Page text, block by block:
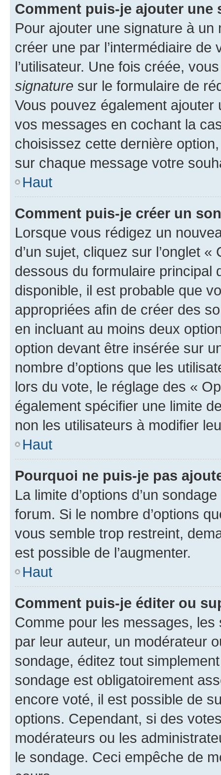
Comment puis-je ajouter une
Pour ajouter une signature à un
créer une par l’intermédiaire
l’utilisateur. Une fois créée,
signature sur le formulaire de
Vous pouvez également
vos messages en cochant la
choisissez cette dernière
sur chaque message votre
Haut
Comment puis-je créer un
Lorsque vous rédigez un
d’un sujet, cliquez sur l’onglet
dessous du formulaire principal
disponible, il est probable que
appropriées afin de créer des
en incluant au moins deux
option devant être insérée sur
nombre d’options que les
lors du vote, le réglage des «
également spécifier une limite
non les utilisateurs à modifier
Haut
Pourquoi ne puis-je pas
La limite d’options d’un
forum. Si le nombre d’options
vous semble trop restreint,
est possible de l’augmenter.
Haut
Comment puis-je éditer ou
Comme pour les messages,
par leur auteur, un modérateur
sondage, éditez tout
sondage est obligatoirement
encore voté, il est possible de
options. Cependant, si des
modérateurs ou les
le sondage. Ceci empêche de